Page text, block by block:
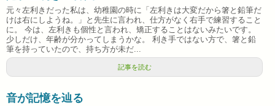
元々左利きだった私は、幼稚園の時に「左利きは大変だから箸と鉛筆だ
けは右にしようね。」と先生に言われ、仕方がなく右手で練習すること
に。 今は、左利きも個性と言われ、矯正することはないみたいです。
少しだけ、年齢が分かってしまうかな。 利き手ではない方で、箸と鉛
筆を持っていたので、持ち方が未だ...
記事を読む
音が記憶を辿る